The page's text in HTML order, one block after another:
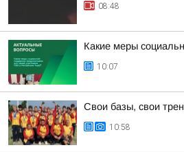
08:48
Какие меры
10:07
Свои базы, свои
10:58